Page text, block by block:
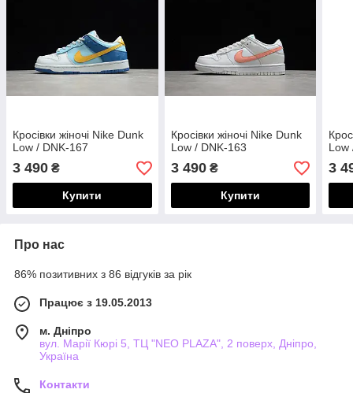
Кросівки жіночі Nike Dunk
Low / DNK-167
3 490 ₴
Купити
Кросівки жіночі Nike Dunk
Low / DNK-163
3 490₴
Купити
Low
3
Про нас
86% позитивних з 86 відгуків за рік
Працює з 19.05.2013
м. Дніпро
вул. Марії Кюрі 5, ТЦ "NEO PLAZA", 2 поверх, Дніпро,
Україна
Контакти